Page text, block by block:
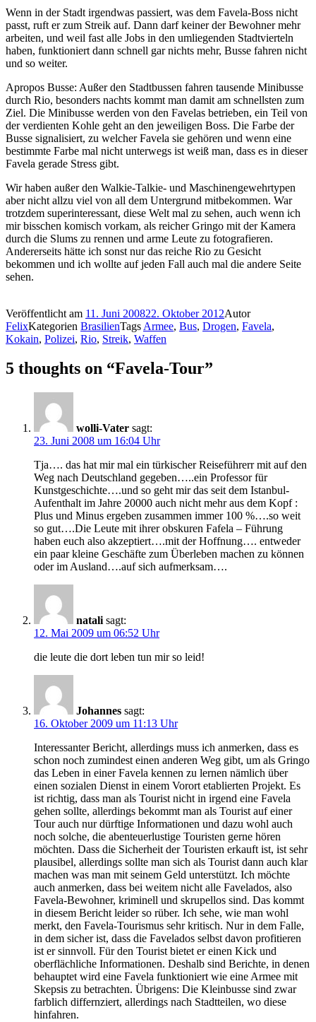
Wenn in der Stadt irgendwas passiert, was dem Favela-Boss nicht
passt, ruft er zum Streik auf. Dann darf keiner der Bewohner mehr
arbeiten, und weil fast alle Jobs in den umliegenden Stadtvierteln
haben, funktioniert dann schnell gar nichts mehr, Busse fahren nicht
und so weiter.
Apropos Busse: Außer den Stadtbussen fahren tausende Minibusse
durch Rio, besonders nachts kommt man damit am schnellsten zum
Ziel. Die Minibusse werden von den Favelas betrieben, ein Teil von
der verdienten Kohle geht an den jeweiligen Boss. Die Farbe der
Busse signalisiert, zu welcher Favela sie gehören und wenn eine
bestimmte Farbe mal nicht unterwegs ist weiß man, dass es in dieser
Favela gerade Stress gibt.
Wir haben außer den Walkie-Talkie- und Maschinengewehrtypen
aber nicht allzu viel von all dem Untergrund mitbekommen. War
trotzdem superinteressant, diese Welt mal zu sehen, auch wenn ich
mir bisschen komisch vorkam, als reicher Gringo mit der Kamera
durch die Slums zu rennen und arme Leute zu fotografieren.
Andererseits hätte ich sonst nur das reiche Rio zu Gesicht
bekommen und ich wollte auf jeden Fall auch mal die andere Seite
sehen.
Veröffentlicht am 11. Juni 200822. Oktober 2012Autor
FelixKategorien BrasilienTags Armee, Bus, Drogen, Favela,
Kokain, Polizei, Rio, Streik, Waffen
5 thoughts on “Favela-Tour”
wolli-Vater sagt:
23. Juni 2008 um 16:04 Uhr
Tja…. das hat mir mal ein türkischer Reiseführerr mit auf den
Weg nach Deutschland gegeben…..ein Professor für
Kunstgeschichte….und so geht mir das seit dem Istanbul-
Aufenthalt im Jahre 20000 auch nicht mehr aus dem Kopf :
Plus und Minus ergeben zusammen immer 100 %….so weit
so gut….Die Leute mit ihrer obskuren Fafela – Führung
haben euch also akzeptiert….mit der Hoffnung…. entweder
ein paar kleine Geschäfte zum Überleben machen zu können
oder im Ausland….auf sich aufmerksam….
natali sagt:
12. Mai 2009 um 06:52 Uhr
die leute die dort leben tun mir so leid!
Johannes sagt:
16. Oktober 2009 um 11:13 Uhr
Interessanter Bericht, allerdings muss ich anmerken, dass es
schon noch zumindest einen anderen Weg gibt, um als Gringo
das Leben in einer Favela kennen zu lernen nämlich über
einen sozialen Dienst in einem Vorort etablierten Projekt. Es
ist richtig, dass man als Tourist nicht in irgend eine Favela
gehen sollte, allerdings bekommt man als Tourist auf einer
Tour auch nur dürftige Informationen und dazu wohl auch
noch solche, die abenteuerlustige Touristen gerne hören
möchten. Dass die Sicherheit der Touristen erkauft ist, ist sehr
plausibel, allerdings sollte man sich als Tourist dann auch klar
machen was man mit seinem Geld unterstützt. Ich möchte
auch anmerken, dass bei weitem nicht alle Favelados, also
Favela-Bewohner, kriminell und skrupellos sind. Das kommt
in diesem Bericht leider so rüber. Ich sehe, wie man wohl
merkt, den Favela-Tourismus sehr kritisch. Nur in dem Falle,
in dem sicher ist, dass die Favelados selbst davon profitieren
ist er sinnvoll. Für den Tourist bietet er einen Kick und
oberflächliche Informationen. Deshalb sind Berichte, in denen
behauptet wird eine Favela funktioniert wie eine Armee mit
Skepsis zu betrachten. Übrigens: Die Kleinbusse sind zwar
farblich differnziert, allerdings nach Stadtteilen, wo diese
hinfahren.